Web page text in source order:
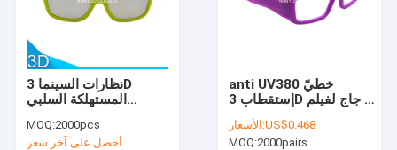
نظارات السينما 3D
المستهلكة السلبي
النظارات لينة الإطار
MOQ:2000pcs
أحصل على آخر سعر
anti UV380 خطيّ
إستقطاب 3D زجاج لفيلم
foldable/قابل
للاستعمال تكرارا
الأسعار:US$0.468
MOQ:2000pairs